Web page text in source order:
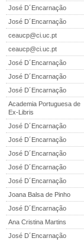
José D´Encarnação
José D´Encarnação
ceaucp@ci.uc.pt
ceaucp@ci.uc.pt
José D´Encarnação
José D´Encarnação
José D´Encarnação
Academia Portuguesa de
Ex-Libris
José D´Encarnação
José D´Encarnação
José D´Encarnação
José D´Encarnação
José D´Encarnação
Joana Balsa de Pinho
José D´Encarnação
Ana Cristina Martins
José D´Encarnação